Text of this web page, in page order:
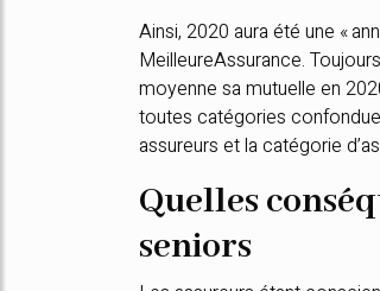
Ainsi, 2020 aura été une «
MeilleureAssurance.
moyenne sa mutuelle en
toutes catégories
assureurs et la catégorie
Quelles
seniors